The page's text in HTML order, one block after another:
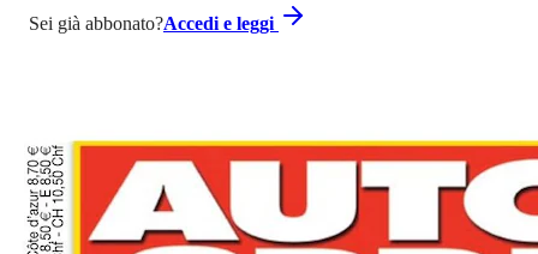
Sei già abbonato?Accedi e leggi